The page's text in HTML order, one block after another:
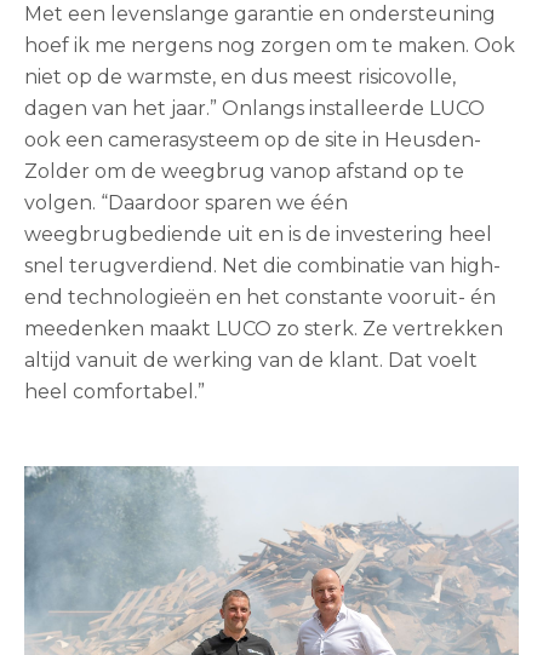
Met een levenslange garantie en ondersteuning
hoef ik me nergens nog zorgen om te maken. Ook
niet op de warmste, en dus meest risicovolle,
dagen van het jaar.” Onlangs installeerde LUCO
ook een camerasysteem op de site in Heusden-
Zolder om de weegbrug vanop afstand op te
volgen. “Daardoor sparen we één
weegbrugbediende uit en is de investering heel
snel terugverdiend. Net die combinatie van high-
end technologieën en het constante vooruit- én
meedenken maakt LUCO zo sterk. Ze vertrekken
altijd vanuit de werking van de klant. Dat voelt
heel comfortabel.”